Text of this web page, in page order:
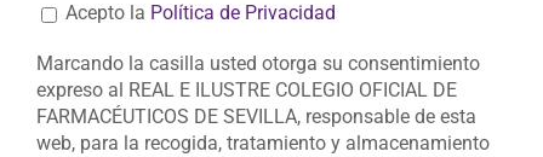
Acepto la Política de Privacidad
Marcando la casilla usted otorga su consentimiento
expreso al REAL E ILUSTRE COLEGIO OFICIAL DE
FARMACÉUTICOS DE SEVILLA, responsable de esta
web, para la recogida, tratamiento y almacenamiento